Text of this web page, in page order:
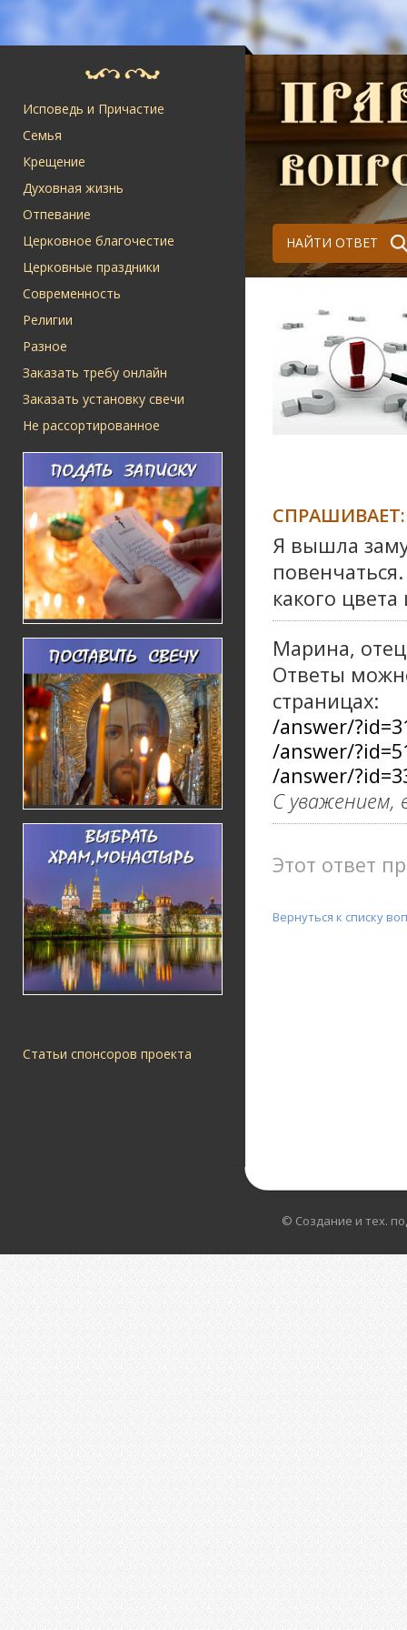
Исповедь и Причастие
Семья
Крещение
Духовная жизнь
Отпевание
Церковное благочестие
Церковные праздники
Современность
Религии
Разное
Заказать требу онлайн
Заказать установку свечи
Не рассортированное
Статьи спонсоров проекта
НАЙТИ ОТВЕТ
СПРАШИВАЕТ:
Я вышла
какого
Марина,
Ответы
страницах:
/answer/
/answer/
/answer/
С уважением,
Этот ответ
Вернуться к списку
© Создание и тех.